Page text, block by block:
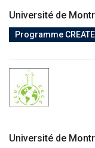
Université de
Programme
Université de